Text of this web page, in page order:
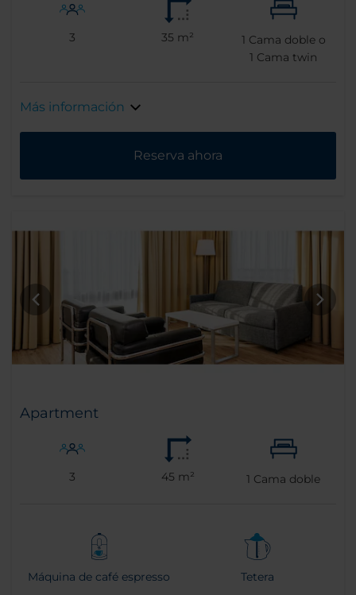
3 35 m² 1 Cama doble o
1 Cama twin
Más información
Reserva ahora
Apartment
3 45 m² 1 Cama doble
Máquina de café espresso Tetera